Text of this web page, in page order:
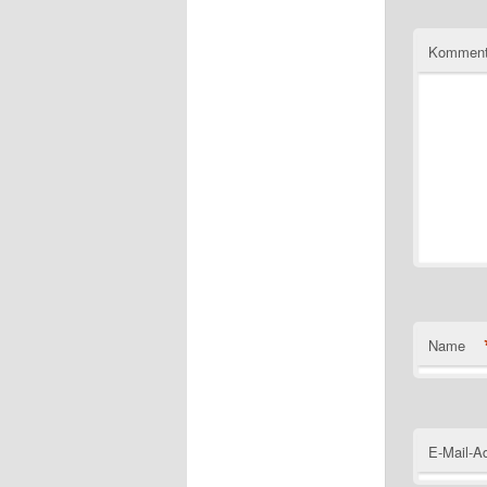
Name
E-Mail-